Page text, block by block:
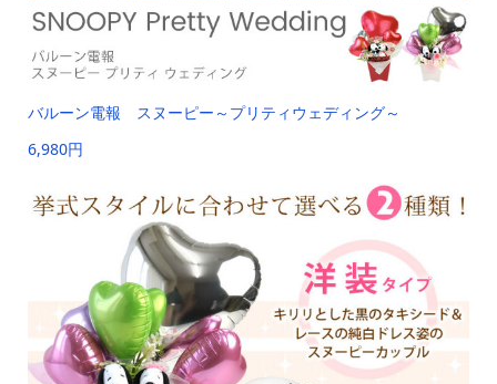
バルーン電報 スヌーピー～プリティウェディング～
6,980円